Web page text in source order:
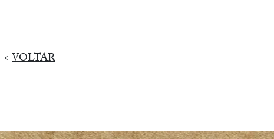
<VOLTAR